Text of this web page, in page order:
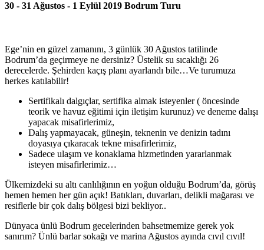
30 - 31 Ağustos - 1 Eylül 2019 Bodrum Turu
Ege’nin en güzel zamanını, 3 günlük 30 Ağustos tatilinde
Bodrum’da geçirmeye ne dersiniz? Üstelik su sıcaklığı 26
derecelerde. Şehirden kaçış planı ayarlandı bile…Ve turumuza
herkes katılabilir!
Sertifikalı dalgıçlar, sertifika almak isteyenler ( öncesinde
teorik ve havuz eğitimi için iletişim kurunuz) ve deneme dalışı
yapacak misafirlerimiz,
Dalış yapmayacak, güneşin, teknenin ve denizin tadını
doyasıya çıkaracak tekne misafirlerimiz,
Sadece ulaşım ve konaklama hizmetinden yararlanmak
isteyen misafirlerimiz…
Ülkemizdeki su altı canlılığının en yoğun olduğu Bodrum’da, görüş
hemen hemen her gün açık! Batıkları, duvarları, delikli mağarası ve
resiflerle bir çok dalış bölgesi bizi bekliyor..
Dünyaca ünlü Bodrum gecelerinden bahsetmemize gerek yok
sanırım? Ünlü barlar sokağı ve marina Ağustos ayında cıvıl cıvıl!